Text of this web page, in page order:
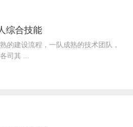
综合技能
的建设流程，一队成熟的技术团队，
司其 ...